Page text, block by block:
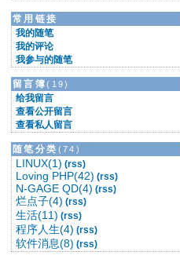
常用链接
我的随笔
我的评论
我参与的随笔
留言簿(19)
给我留言
查看公开留言
查看私人留言
随笔分类 (74)
LINUX(1) (rss)
Loving PHP(42) (rss)
N-GAGE QD(4) (rss)
烂点子(4) (rss)
生活(11) (rss)
程序人生(4) (rss)
软件消息(8) (rss)